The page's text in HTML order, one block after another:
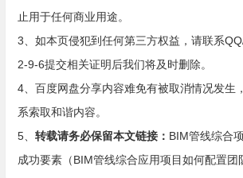
止用于任何商业用途。
3、如本页侵犯到任何第三方权益，请联系
2-9-6提交相关证明后我们将及时删除。
4、百度网盘分享内容难免有被取消情况发生
系索取和谐内容。
5、 转载请务必保留本文链接： BIM管线综合
成功要素（BIM管线综合应用项目如何配置团